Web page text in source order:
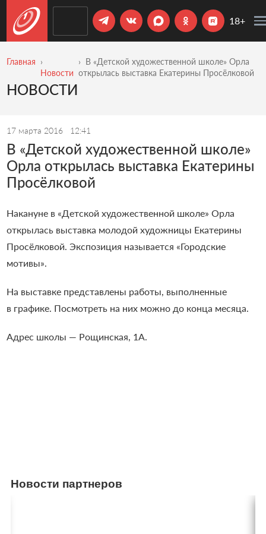
18+
Главная
Новости
В «Детской художественной школе» Орла
открылась выставка Екатерины Просёлковой
НОВОСТИ
17 марта 2016 12:41
В «Детской художественной школе»
Орла открылась выставка Екатерины
Просёлковой
Накануне в «Детской художественной школе» Орла
открылась выставка молодой художницы Екатерины
Просёлковой. Экспозиция называется «Городские
мотивы».
На выставке представлены работы, выполненные
в графике. Посмотреть на них можно до конца месяца.
Адрес школы — Рощинская, 1А.
Новости партнеров